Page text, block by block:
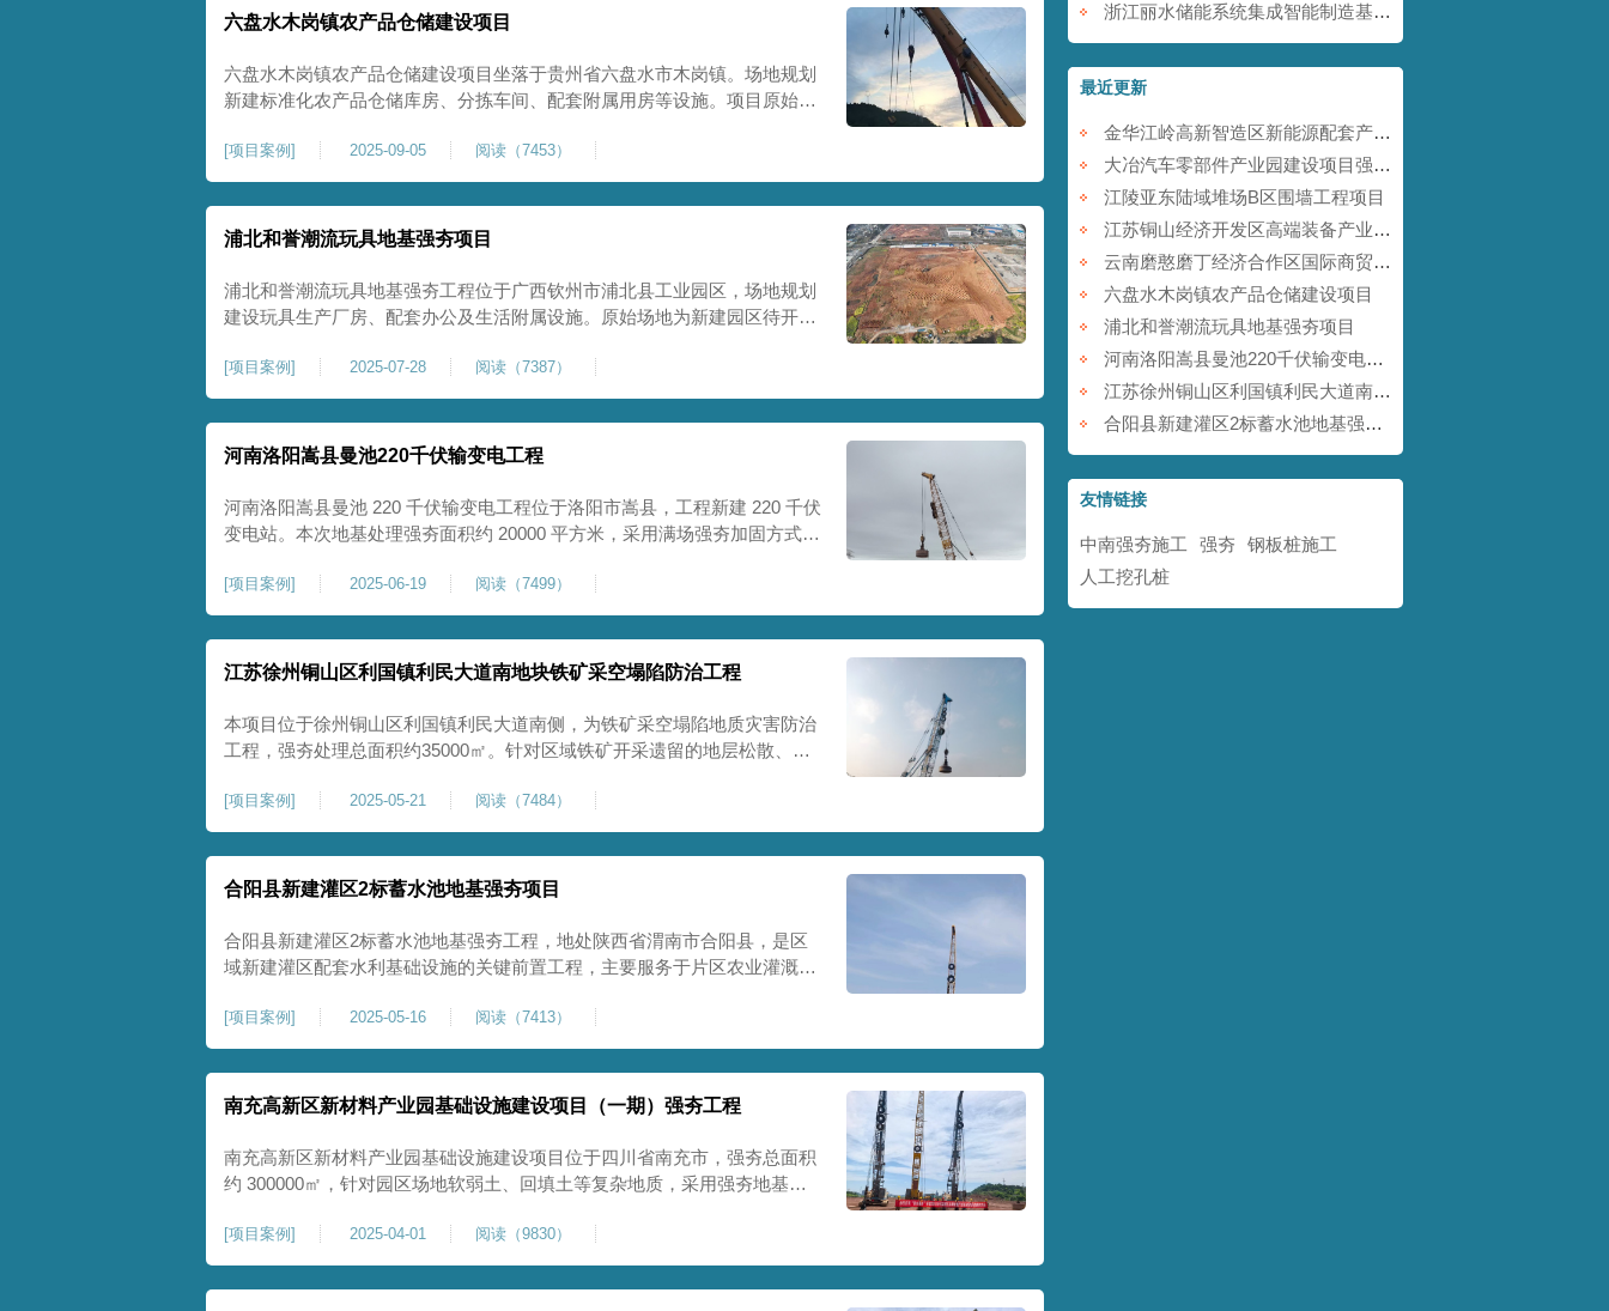
六盘水木岗镇农产品仓储建设项目
六盘水木岗镇农产品仓储建设项目坐落于贵州省六盘水市木岗镇。场地规划
新建标准化农产品仓储库房、分拣车间、配套附属用房等设施。项目原始场
体承载力偏弱、均匀性不足。农产品仓储建筑需长期承受货物堆放荷载，对
地基沉降稳定性、整体密实度要求较高，
[项目案例 ] 2025-09-05 阅读（7453）
浦北和誉潮流玩具地基强夯项目
浦北和誉潮流玩具地基强夯工程位于广西钦州市浦北县工业园区，场地规划
建设玩具生产厂房、配套办公及生活附属设施。原始场地为新建园区待开发
差，若直接施工易出现地基不均匀沉降、地面开裂、墙体变形等质量问题，
无法满足工业厂房长期荷载及规范建设标
[项目案例 ] 2025-07-28 阅读（7387）
河南洛阳嵩县曼池220千伏输变电工程
河南洛阳嵩县曼池 220 千伏输变电工程位于洛阳市嵩县，工程新建 220 千伏
变电站。本次地基处理强夯面积约 20000 平方米，采用满场强夯加固方式改
各类构支架、电气设备及配套设施建设标准。本项目是嵩县重要电力基础设
施，投运后优化区域电网布局，增强当
[项目案例 ] 2025-06-19 阅读（7499）
江苏徐州铜山区利国镇利民大道南地块铁矿采空塌陷防治工程
本项目位于徐州铜山区利国镇利民大道南侧，为铁矿采空塌陷地质灾害防治
工程，强夯处理总面积约35000㎡。针对区域铁矿开采遗留的地层松散、裂
险，提升场地整体稳定性与承载力，彻底改善地块建设条件，实现矿区地质
灾害治理与土地安全利用。
[项目案例 ] 2025-05-21 阅读（7484）
合阳县新建灌区2标蓄水池地基强夯项目
合阳县新建灌区2标蓄水池地基强夯工程，地处陕西省渭南市合阳县，是区
域新建灌区配套水利基础设施的关键前置工程，主要服务于片区农业灌溉蓄
稳定运行。本工程核心施工内容为蓄水池场地地基强夯加固处理，总强夯施
工面积25000㎡，施工完成后场地上部将新
[项目案例 ] 2025-05-16 阅读（7413）
南充高新区新材料产业园基础设施建设项目（一期）强夯工程
南充高新区新材料产业园基础设施建设项目位于四川省南充市，强夯总面积
约 300000㎡，针对园区场地软弱土、回填土等复杂地质，采用强夯地基加
筑牢基础。本项目施工作业面积大，我司将整个场地施工区域合理划分为若
干个区段，分区分段施工，投入强夯设备3
[项目案例 ] 2025-04-01 阅读（9830）
浙江丽水储能系统集成智能制造基地项目强夯工程【康尚强夯建设】
最近更新
金华江岭高新智造区新能源配套产业园强夯工程
大冶汽车零部件产业园建设项目强夯工程
江陵亚东陆域堆场B区围墙工程项目
江苏铜山经济开发区高端装备产业园提档升级项目强夯工程
云南磨憨磨丁经济合作区国际商贸围网区基础设施建设项目
六盘水木岗镇农产品仓储建设项目
浦北和誉潮流玩具地基强夯项目
河南洛阳嵩县曼池220千伏输变电工程
江苏徐州铜山区利国镇利民大道南地块铁矿采空塌陷防治工程
合阳县新建灌区2标蓄水池地基强夯项目
友情链接
中南强夯施工 强夯
钢板桩施工
人工挖孔桩